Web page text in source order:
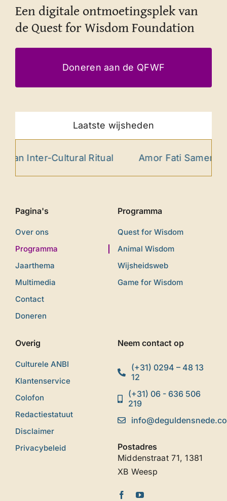
Een digitale ontmoetingsplek van
de Quest for Wisdom Foundation
Doneren aan de QFWF
Laatste wijsheden
Cultural Ritual Amor Fati Samenspel als
Pagina's
Over ons
Programma
Jaarthema
Multimedia
Contact
Doneren
Programma
Quest for Wisdom
Animal Wisdom
Wijsheidsweb
Game for Wisdom
Overig
Culturele ANBI
Klantenservice
Colofon
Redactiestatuut
Disclaimer
Privacybeleid
Neem contact op
(+31) 0294 – 48 13
12
(+31) 06 - 636 506
219
Postadres
Middenstraat 71, 1381
XB Weesp